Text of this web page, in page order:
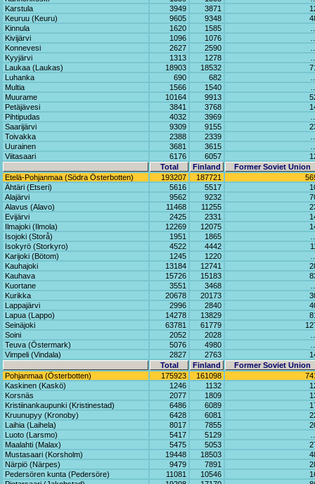
Karstula
3949 3871
Keuruu (Keuru)
9605 9348
Kinnula
1620 1585
Kivijärvi
1096 1076
Konnevesi
2627 2590
Kyyjärvi
1313 1278
Laukaa (Laukas)
18903 18532
Luhanka
690 682
Multia
1566 1540
Muurame
10164 9913
Petäjävesi
3841 3768
Pihtipudas
4032 3969
Saarijärvi
9309 9155
Toivakka
2388 2339
Uurainen
3681 3615
Viitasaari
6176 6057
Total
Finland
Former Soviet Union
Etelä-Pohjanmaa (Södra Österbotten)
193207 187721
Ähtäri (Etseri)
5616 5517
Alajärvi
9562 9232
Alavus (Alavo)
11468 11255
Evijärvi
2425 2331
Ilmajoki (Ilmola)
12269 12075
Isojoki (Storå)
1951 1865
Isokyrö (Storkyro)
4522 4442
Karijoki (Bötom)
1245 1220
Kauhajoki
13184 12741
Kauhava
15726 15183
Kuortane
3551 3468
Kurikka
20678 20173
Lappajärvi
2996 2840
Lapua (Lappo)
14278 13829
Seinäjoki
63781 61779
Soini
2052 2028
Teuva (Östermark)
5076 4980
Vimpeli (Vindala)
2827 2763
Total
Finland
Former Soviet Union
Pohjanmaa (Österbotten)
175923 161098
Kaskinen (Kaskö)
1246 1132
Korsnäs
2077 1809
Kristiinankaupunki (Kristinestad)
6486 6089
Kruunupyy (Kronoby)
6428 6081
Laihia (Laihela)
8017 7855
Luoto (Larsmo)
5417 5129
Maalahti (Malax)
5475 5053
Mustasaari (Korsholm)
19448 18503
Närpiö (Närpes)
9479 7891
Pedersören kunta (Pedersöre)
11081 10546